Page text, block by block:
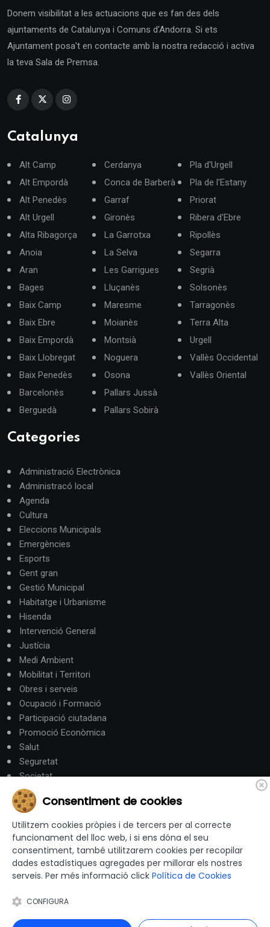
Donem visibilitat a les actuacions que es fan des dels
ajuntaments de Catalunya i Comuns d'Andorra. Si ets
Ajuntament posa't en contacte amb la nostra redacció i activa
la teva Sala de Premsa.
Catalunya
Alt Camp
Alt Empordà
Alt Penedès
Alt Urgell
Alta Ribagorça
Anoia
Aran
Bages
Baix Camp
Baix Ebre
Baix Empordà
Baix Llobregat
Baix Penedès
Barcelonès
Berguedà
Cerdanya
Conca de Barberà
Garraf
Gironès
La Garrotxa
La Selva
Les Garrigues
Lluçanès
Maresme
Moianès
Montsià
Noguera
Osona
Pallars Jussà
Pallars Sobirà
Pla d'Urgell
Pla de l'Estany
Priorat
Ribera d'Ebre
Ripollès
Segarra
Segrià
Solsonès
Tarragonès
Terra Alta
Urgell
Vallès Occidental
Vallès Oriental
Categories
Administració Electrònica
Administracó local
Agenda
Cultura
Eleccions Municipals
Emergències
Esports
Gent gran
Gestió Municipal
Habitatge i Urbanisme
Hisenda
Intervenció General
Justícia
Medi Ambient
Mobilitat i Territori
Obres i serveis
Ocupació i Formació
Participació ciutadana
Promoció Econòmica
Salut
Seguretat
Societat
Turisme
Altres Canals
canalandorra.ad
© 2012-2026 Ajuntaments de Catalunya - Tots els drets
Avís Legal |Política de privacitat|
Consentiment de cookies
Utilitzem cookies pròpies i de tercers per al correcte
funcionament del lloc web, i si ens dóna el seu
consentiment, també utilitzarem cookies per recopilar
dades estadístiques agregades per millorar els nostres
serveis. Per més informació click Política de Cookies
CONFIGURA